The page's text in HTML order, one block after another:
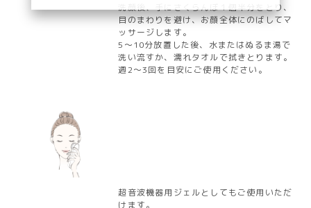
洗顔後、手にさくらんぼ１個半分をとり、
目のまわりを避け、お顔全体にのばしてマ
ッサージします。
5～10分放置した後、水またはぬるま湯で
洗い流すか、濡れタオルで拭きとります。
週2～3回を目安にご使用ください。
超音波機器用ジェルとしてもご使用いただ
けます。